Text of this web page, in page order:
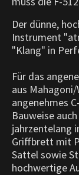
Der dünne,
Instrument
"Klang" in
Für das
aus
angenehmes
Bauweise
jahrzentelang
Griffbrett mit
Sattel sowie
hochwertige